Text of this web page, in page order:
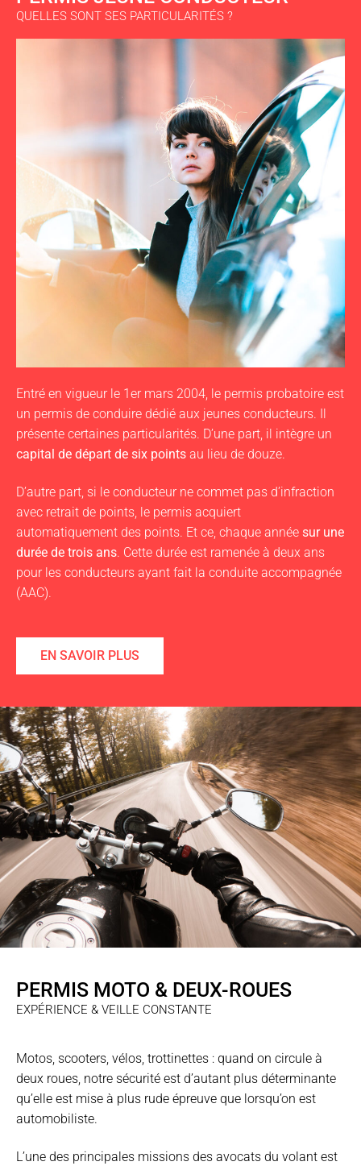
QUELLES SONT SES PARTICULARITÉS ?
Entré en vigueur le 1er mars 2004, le permis probatoire est
un permis de conduire dédié aux jeunes conducteurs. Il
présente certaines particularités. D’une part, il intègre un
capital de départ de six points au lieu de douze.
D’autre part, si le conducteur ne commet pas d’infraction
avec retrait de points, le permis acquiert
automatiquement des points. Et ce, chaque année sur une
durée de trois ans. Cette durée est ramenée à deux ans
pour les conducteurs ayant fait la conduite accompagnée
(AAC).
EN SAVOIR PLUS
PERMIS MOTO & DEUX-ROUES
EXPÉRIENCE & VEILLE CONSTANTE
Motos, scooters, vélos, trottinettes : quand on circule à
deux roues, notre sécurité est d’autant plus déterminante
qu’elle est mise à plus rude épreuve que lorsqu’on est
automobiliste.
L’une des principales missions des avocats du volant est